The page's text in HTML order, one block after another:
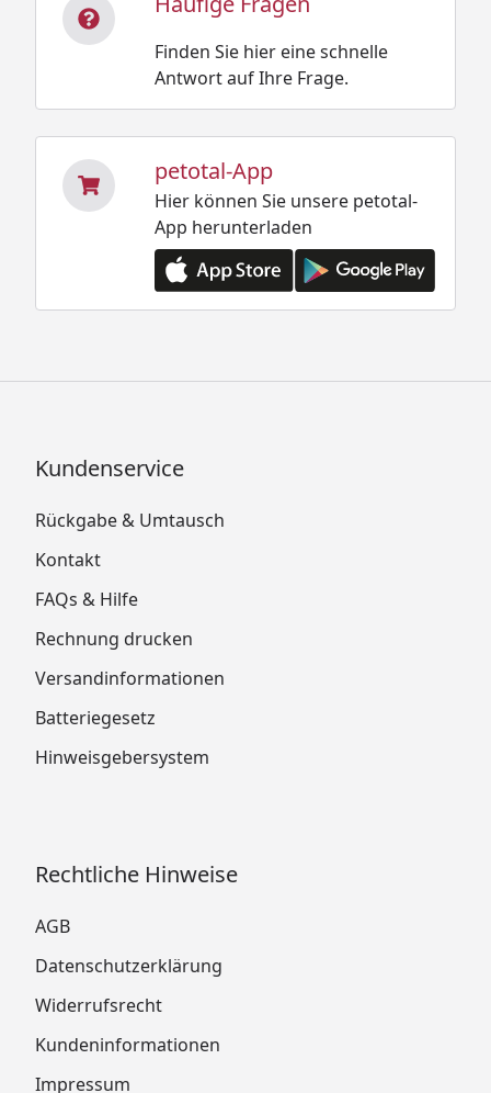
Finden Sie hier eine schnelle
Antwort auf Ihre Frage.
petotal-App
Hier können Sie unsere petotal-
App herunterladen
Kundenservice
Rückgabe & Umtausch
Kontakt
FAQs & Hilfe
Rechnung drucken
Versandinformationen
Batteriegesetz
Hinweisgebersystem
Rechtliche Hinweise
AGB
Datenschutzerklärung
Widerrufsrecht
Kundeninformationen
Impressum